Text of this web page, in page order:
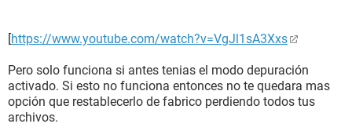
[https://www.youtube.com/watch?v=VgJl1sA3Xxs
Pero solo funciona si antes tenias el modo depuración
activado. Si esto no funciona entonces no te quedara mas
opción que restablecerlo de fabrico perdiendo todos tus
archivos.